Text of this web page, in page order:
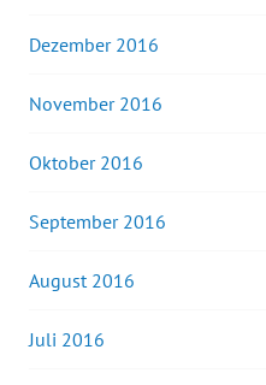
Dezember 2016
November 2016
Oktober 2016
September 2016
August 2016
Juli 2016